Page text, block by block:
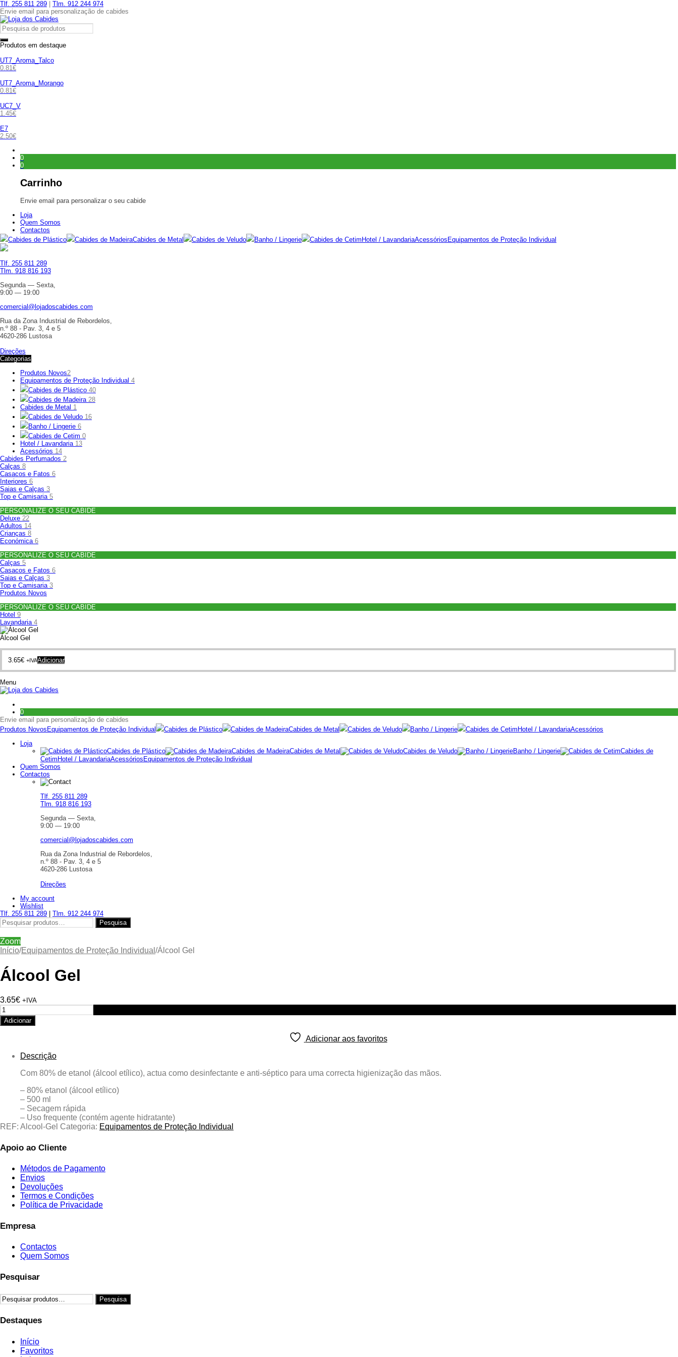
Tlf. 255 811 289
Tlm. 912 244 974
Envie email para personalização de cabides
Produtos em destaque
UT7_Aroma_Talco
0.81€
UT7_Aroma_Morango
0.81€
UC7_V
1.45€
E7
2.50€
0
0
Carrinho
Envie email para personalizar o seu cabide
Loja
Quem Somos
Contactos
Cabides de Plástico
Cabides de MadeiraCabides de Metal Cabides de Veludo Banho / Lingerie Cabides de Cetim Hotel / LavandariaAcessórios Equipamentos de Proteção Individual
Tlf. 255 811 289
Tlm. 918 816 193
Segunda — Sexta,
9:00 — 19:00
comercial@lojadoscabides.com
Rua da Zona Industrial de Rebordelos,
n.º 88 - Pav. 3, 4 e 5
4620-286 Lustosa
Direções
Categorias
Produtos Novos2
Equipamentos de Proteção Individual 4
Cabides de Plástico 40
Cabides de Madeira 28
Cabides de Metal 1
Cabides de Veludo 16
Banho / Lingerie 6
Cabides de Cetim 0
Hotel / Lavandaria 13
Acessórios 14
Cabides Perfumados 2
Calças 8
Casacos e Fatos 6
Interiores 6
Saias e Calças 3
Top e Camisaria 5
PERSONALIZE O SEU CABIDE
Deluxe 22
Adultos 14
Crianças 8
Económica 6
PERSONALIZE O SEU CABIDE
Calças 5
Casacos e Fatos 6
Saias e Calças 3
Top e Camisaria 3
Produtos Novos
PERSONALIZE O SEU CABIDE
Hotel 9
Lavandaria 4
Álcool Gel
3.65€ +IVAAdicionar
Menu
0
Envie email para personalização de cabides
Produtos Novos Equipamentos de Proteção Individual Cabides de Plástico Cabides de MadeiraCabides de Metal Cabides de Veludo Banho / Lingerie Cabides de Cetim Hotel / LavandariaAcessórios
Loja
Cabides de Plástico
Cabides de MadeiraCabides de Metal Cabides de Veludo Banho / Lingerie
Cabides de
Cetim Hotel / LavandariaAcessórios Equipamentos de Proteção Individual
Quem Somos
Contactos
Tlf. 255 811 289
Tlm. 918 816 193
Segunda — Sexta,
9:00 — 19:00
comercial@lojadoscabides.com
Rua da Zona Industrial de Rebordelos,
n.º 88 - Pav. 3, 4 e 5
4620-286 Lustosa
Direções
My account
Wishlist
Tlf. 255 811 289
Tlm. 912 244 974
Pesquisar
por:
Pesquisa
Zoom
Início/Equipamentos de Proteção Individual /Álcool Gel
Álcool Gel
3.65€ +IVA
Quantidade
de
Álcool
Adicionar
Adicionar aos favoritos
Descrição
Com 80% de etanol (álcool etílico), actua como desinfectante e anti-séptico para uma correcta higienização das mãos.
– 80% etanol (álcool etílico)
– 500 ml
– Secagem rápida
– Uso frequente (contém agente hidratante)
REF: Alcool-Gel Categoria: Equipamentos de Proteção Individual
Apoio ao Cliente
Métodos de Pagamento
Envios
Devoluções
Termos e Condições
Política de Privacidade
Empresa
Contactos
Quem Somos
Pesquisar
Pesquisar
por:
Pesquisa
Destaques
Início
Favoritos